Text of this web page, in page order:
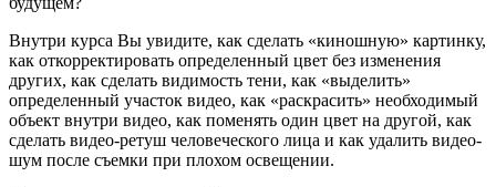
Внутри курса Вы увидите, как сделать «киношную» картинку,
как откорректировать определенный цвет без изменения
других, как сделать видимость тени, как «выделить»
определенный участок видео, как «раскрасить» необходимый
объект внутри видео, как поменять один цвет на другой, как
сделать видео-ретуш человеческого лица и как удалить видео-
шум после съемки при плохом освещении.